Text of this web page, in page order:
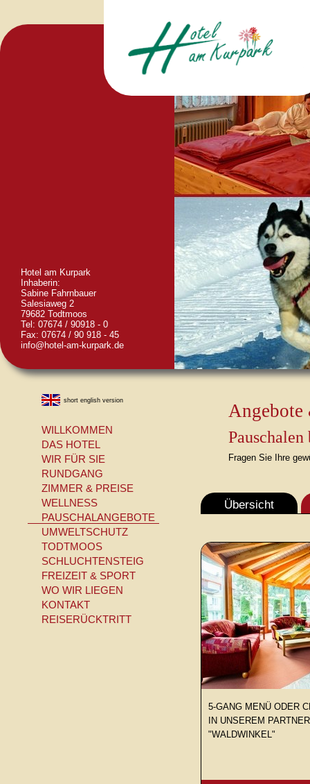
Hotel am Kurpark
Inhaberin:
Sabine Fahrnbauer
Salesiaweg 2
79682 Todtmoos
Tel: 07674 / 90918 - 0
Fax: 07674 / 90 918 - 45
info@hotel-am-kurpark.de
short english version
WILLKOMMEN
DAS HOTEL
WIR FÜR SIE
RUNDGANG
ZIMMER & PREISE
WELLNESS
PAUSCHALANGEBOTE
UMWELTSCHUTZ
TODTMOOS
SCHLUCHTENSTEIG
FREIZEIT & SPORT
WO WIR LIEGEN
KONTAKT
REISERÜCKTRITT
Angebote
Pauschalen
Fragen Sie Ihre
Übersicht
5-GANG MENÜ ODER
IN UNSEREM
"WALDWINKEL"